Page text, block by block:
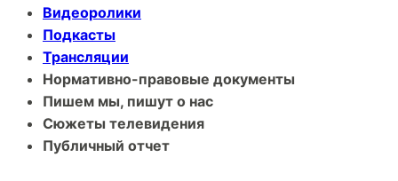
Видеоролики
Подкасты
Трансляции
Нормативно-правовые документы
Пишем мы, пишут о нас
Сюжеты телевидения
Публичный отчет